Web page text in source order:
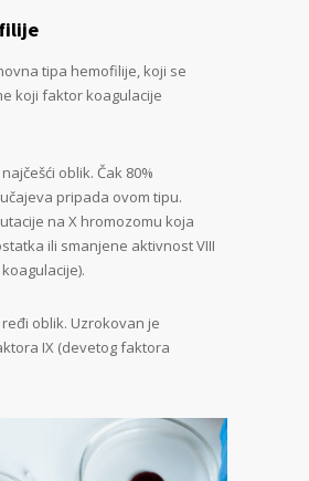
tipa hemofilije, koji se
koji faktor koagulacije
oblik. Čak 80%
pripada ovom tipu.
na X hromozomu koja
ili smanjene aktivnost VIII
ređi oblik. Uzrokovan je
IX (devetog faktora